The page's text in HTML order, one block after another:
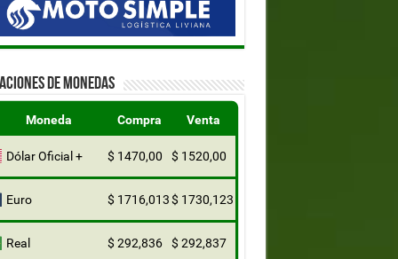
DE MONEDAS
Moneda Compra Venta
Dólar Oficial + $ 1470,00 $ 1520,00
Euro $ 1716,013$ 1730,123
Real $ 292,836 $ 292,837